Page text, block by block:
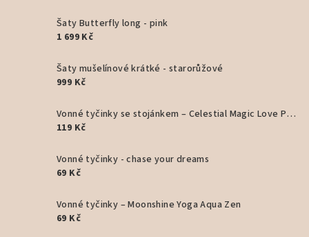
Šaty Butterfly long - pink
1 699 Kč
Šaty mušelínové krátké - starorůžové
999 Kč
Vonné tyčinky se stojánkem – Celestial Magic Love Potion ✨ prosecco a růže
119 Kč
Vonné tyčinky - chase your dreams
69 Kč
Vonné tyčinky – Moonshine Yoga Aqua Zen
69 Kč